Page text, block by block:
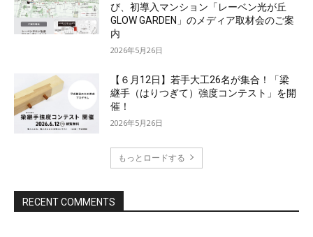
び、初導入マンション「レーベン光が丘
GLOW GARDEN」のメディア取材会のご案
内
2026年5月26日
【６月12日】若手大工26名が集合！「梁
継手（はりつぎて）強度コンテスト」を開
催！
2026年5月26日
もっとロードする
RECENT COMMENTS